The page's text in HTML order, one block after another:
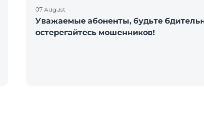
07 August
Уважаемые абоненты, будьте
остерегайтесь мошенников!